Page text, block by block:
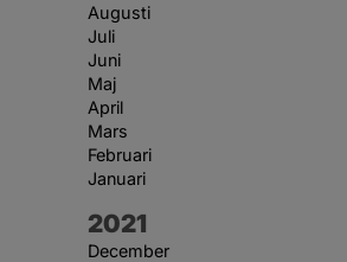
Augusti
Juli
Juni
Maj
April
Mars
Februari
Januari
År:
2021
December